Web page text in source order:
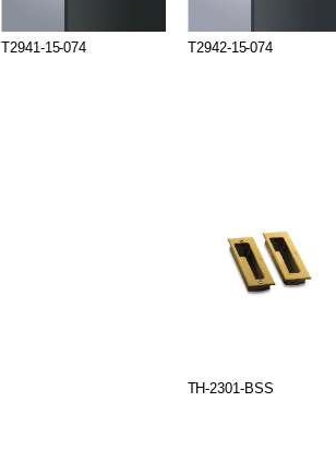
T2941-15-074 T2942-15-074
TH-2301-BSS